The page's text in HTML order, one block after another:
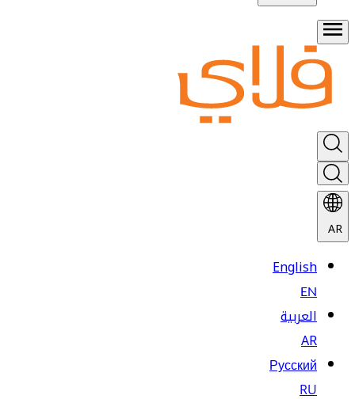
AR
English
EN
العربية
AR
Русский
RU